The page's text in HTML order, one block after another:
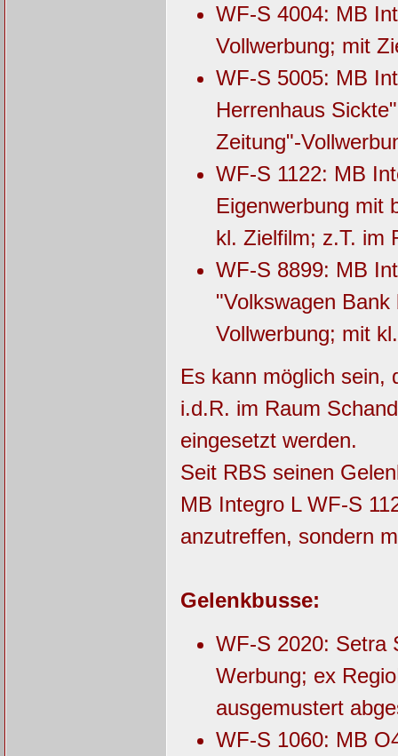
WF-S 4004: MB
Vollwerbung; mit
WF-S 5005: MB
Herrenhaus
Zeitung"-
WF-S 1122: MB
Eigenwerbung mit
kl. Zielfilm; z.T. im
WF-S 8899: MB
"Volkswagen
Vollwerbung; mit
Es kann möglich sein,
i.d.R. im Raum
eingesetzt werden.
Seit RBS seinen
MB Integro L WF-S
anzutreffen, sondern
Gelenkbusse:
WF-S 2020: Setra
Werbung; ex
ausgemustert
WF-S 1060: MB